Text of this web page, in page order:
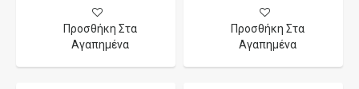
Προσθήκη Στα
Αγαπημένα
Προσθήκη Στα
Αγαπημένα